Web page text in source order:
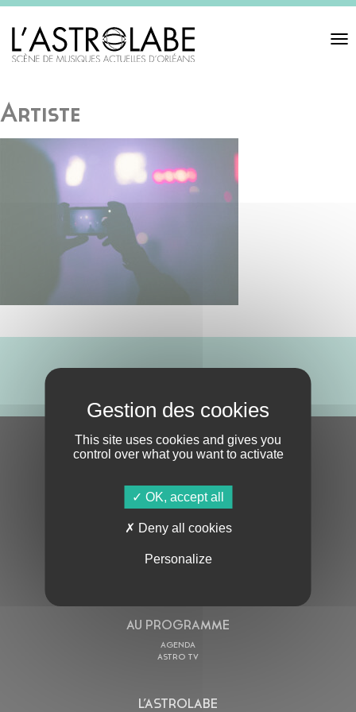
Toggle
Artiste
S'ABONNER À LA NEWSLETTER
AU PROGRAMME
AGENDA
ASTRO TV
L’ASTROLABE
This site uses cookies and gives you
control over what you want to activate
OK, accept all
Deny all cookies
Personalize